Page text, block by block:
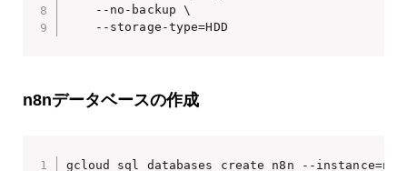
    --no-backup \
    --storage-type=HDD
n8nデータベースの作成
gcloud sql databases create n8n --